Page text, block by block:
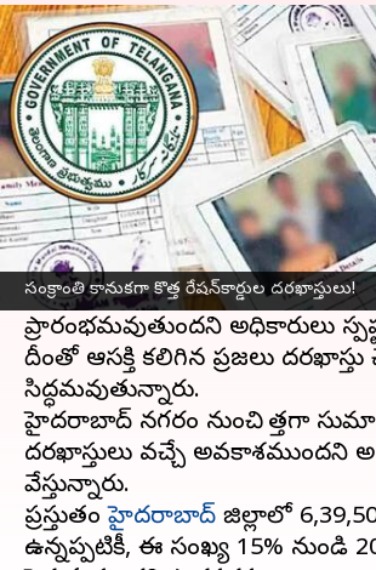
సంక్రాంతి కానుకగా కొత్త రేషన్​కార్డుల దరఖాస్తులు!
Ration Cards: సంక్రాంతి
రేషన్​కార్డుల దరఖాస్తులు!
వ్రాసిన వారు Sirish Praharaju Jan 03, 2025 09:24 am
ఈ వార్తాకథనం ఏంటి
కొత్త రేషన్‌కార్డుల కోసం నగరవాసుల
నెరవేరబోతున్నాయి.
సంక్రాంతి పండుగ తర్వాత ఈ ప్రక్రియ
ప్రారంభమవుతుందని అధికారులు
దీంతో ఆసక్తి కలిగిన ప్రజలు దరఖాస్తు
సిద్ధమవుతున్నారు.
హైదరాబాద్ నగరం నుంచి కొత్తగా
దరఖాస్తులు వచ్చే అవకాశముందని
వేస్తున్నారు.
ప్రస్తుతంహైదరాబాద్ జిల్లాలో
ఉన్నప్పటికీ, ఈ సంఖ్య 15% నుండి